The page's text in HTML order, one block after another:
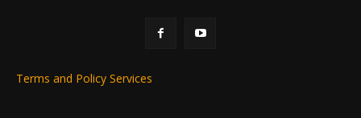
Terms and Policy Services